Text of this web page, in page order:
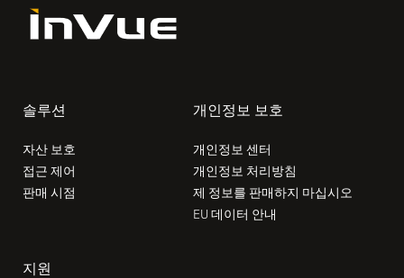
솔루션
자산 보호
접근 제어
판매 시점
지원
개인정보 보호
개인정보 센터
개인정보 처리방침
제 정보를 판매하지 마십시오
EU 데이터 안내